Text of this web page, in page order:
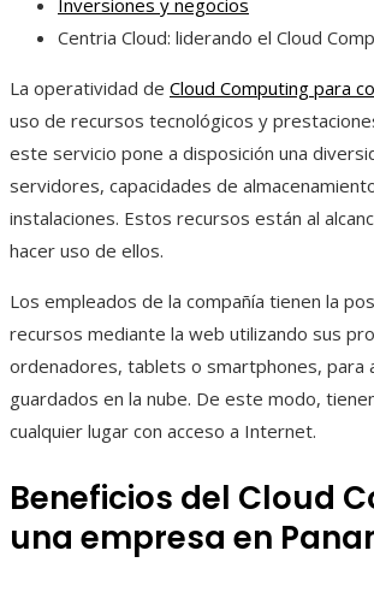
Inversiones y negocios
Centria Cloud: liderando el Cloud
La operatividad de Cloud Computing para
uso de recursos tecnológicos y
este servicio pone a disposición una
servidores, capacidades de
instalaciones. Estos recursos están al
hacer uso de ellos.
Los empleados de la compañía tienen la
recursos mediante la web utilizando sus
ordenadores, tablets o smartphones, para
guardados en la nube. De este modo,
cualquier lugar con acceso a Internet.
Beneficios del Cloud
una empresa en